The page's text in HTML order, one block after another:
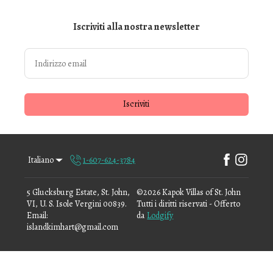
Iscriviti alla nostra newsletter
Iscriviti
Italiano 1-607-624-3784
5 Glucksburg Estate, St. John,
VI, U. S. Isole Vergini 00839.
Email:
islandkimhart@gmail.com
©2026Kapok Villas of St. John
Tutti i diritti riservati - Offerto
da Lodgify